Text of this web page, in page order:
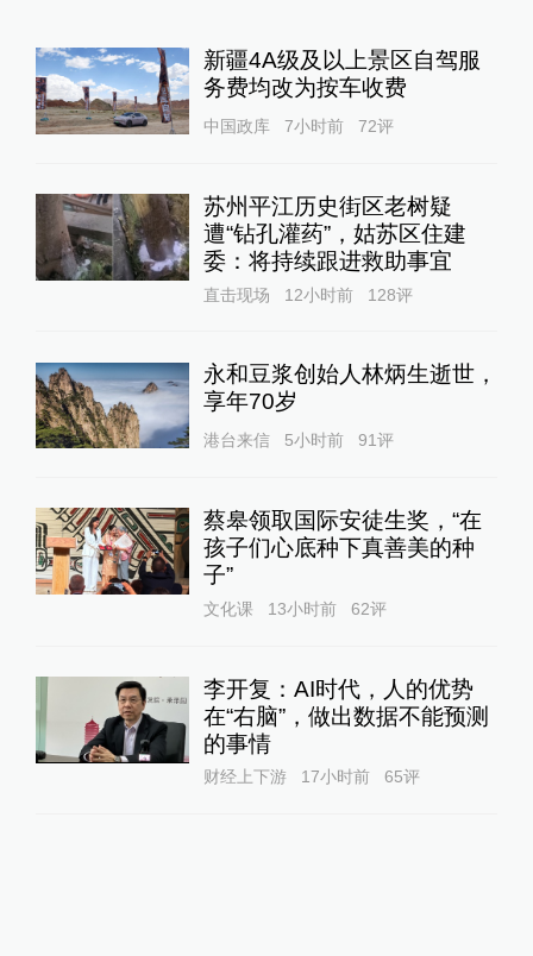
新疆4A级及以上景区自驾服
务费均改为按车收费
中国政库 7小时前 72评
苏州平江历史街区老树疑
遭“钻孔灌药”，姑苏区住建
委：将持续跟进救助事宜
直击现场 12小时前 128评
永和豆浆创始人林炳生逝世，
享年70岁
港台来信 5小时前 91评
蔡皋领取国际安徒生奖，“在
孩子们心底种下真善美的种
子”
文化课 13小时前 62评
李开复：AI时代，人的优势
在“右脑”，做出数据不能预测
的事情
财经上下游 17小时前 65评